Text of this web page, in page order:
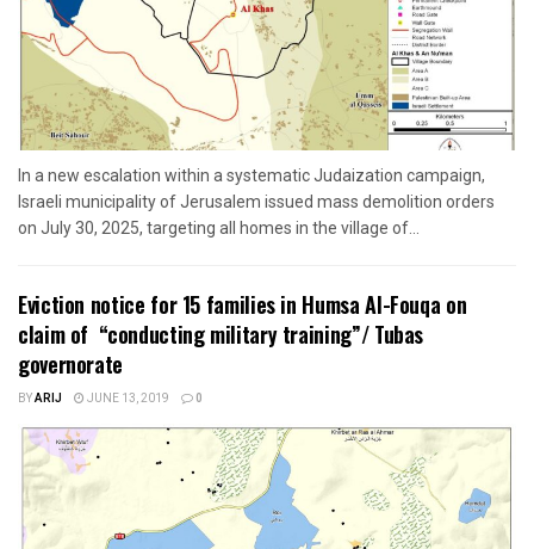
In a new escalation within a systematic Judaization campaign,
Israeli municipality of Jerusalem issued mass demolition orders
on July 30, 2025, targeting all homes in the village of...
Eviction notice for 15 families in Humsa Al-Fouqa on
claim of “conducting military training”/ Tubas
governorate
BYARIJ JUNE 13, 2019 0